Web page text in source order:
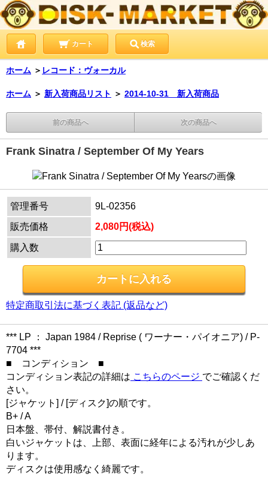
カート 検索
ホーム ＞ レコード：ヴォーカル
ホーム ＞ 新入荷商品リスト ＞ 2014-10-31 新入荷商品
前の商品へ 次の商品へ
Frank Sinatra / September Of My Years
管理番号
9L-02356
販売価格
2,080円(税込)
購入数
特定商取引法に基づく表記 (返品など)
*** LP ： Japan 1984 / Reprise ( ワーナー・パイオニア) / P-
7704 ***
■ コンディション ■
コンディション表記の詳細は こちらのページ でご確認くだ
さい。
[ジャケット] / [ディスク]の順です。
B+ / A
日本盤、帯付、解説書付き。
白いジャケットは、上部、表面に経年による汚れが少しあ
ります。
ディスクは使用感なく綺麗です。